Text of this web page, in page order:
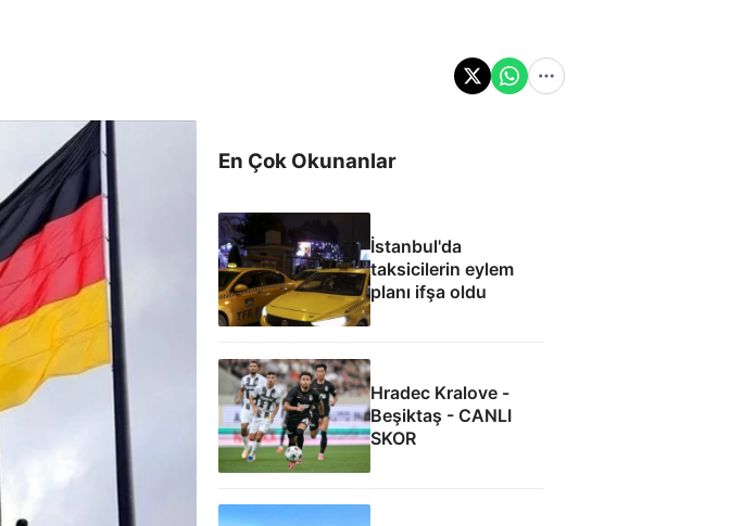
En Çok Okunanlar
İstanbul'da
taksicilerin eylem
planı ifşa oldu
Hradec Kralove -
Beşiktaş - CANLI
SKOR